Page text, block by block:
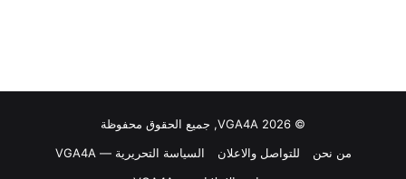
© VGA4A 2026, جميع الحقوق محفوظة
من نحن
للتواصل والاعلان
السياسة التحريرية — VGA4A